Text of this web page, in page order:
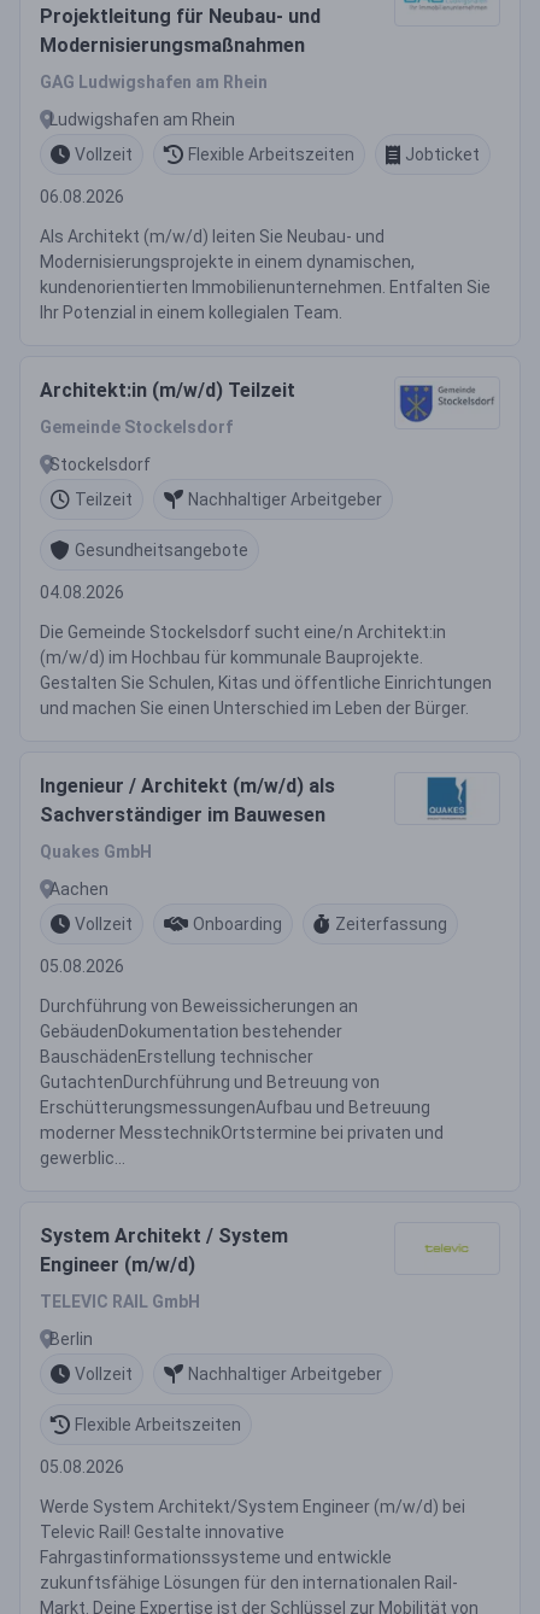
Projektleitung für Neubau- und
Modernisierungsmaßnahmen
GAG Ludwigshafen am Rhein
Ludwigshafen am Rhein
Vollzeit
Flexible Arbeitszeiten Jobticket
06.08.2026
Als Architekt (m/w/d) leiten Sie Neubau- und
Modernisierungsprojekte in einem dynamischen,
kundenorientierten Immobilienunternehmen. Entfalten Sie
Ihr Potenzial in einem kollegialen Team.
Architekt:in (m/w/d) Teilzeit
Gemeinde Stockelsdorf
Stockelsdorf
Teilzeit
Nachhaltiger Arbeitgeber
Gesundheitsangebote
04.08.2026
Die Gemeinde Stockelsdorf sucht eine/n Architekt:in
(m/w/d) im Hochbau für kommunale Bauprojekte.
Gestalten Sie Schulen, Kitas und öffentliche Einrichtungen
und machen Sie einen Unterschied im Leben der Bürger.
Ingenieur / Architekt (m/w/d) als
Sachverständiger im Bauwesen
Quakes GmbH
Aachen
Vollzeit
Onboarding Zeiterfassung
05.08.2026
Durchführung von Beweissicherungen an
GebäudenDokumentation bestehender
BauschädenErstellung technischer
GutachtenDurchführung und Betreuung von
ErschütterungsmessungenAufbau und Betreuung
moderner MesstechnikOrtstermine bei privaten und
gewerblic...
System Architekt / System
Engineer (m/w/d)
TELEVIC RAIL GmbH
Berlin
Vollzeit
Nachhaltiger Arbeitgeber
Flexible Arbeitszeiten
05.08.2026
Werde System Architekt/System Engineer (m/w/d) bei
Televic Rail! Gestalte innovative
Fahrgastinformationssysteme und entwickle
zukunftsfähige Lösungen für den internationalen Rail-
Markt. Deine Expertise ist der Schlüssel zur Mobilität von